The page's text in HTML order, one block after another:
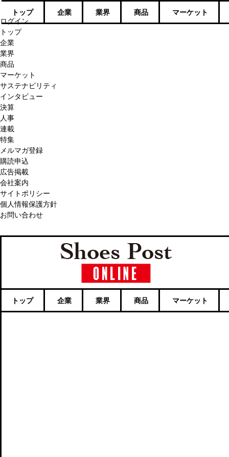
ログイン
トップ
企業
業界
商品
マーケット
サステナビリティ
インタビュー
決算
人事
連載
特集
メルマガ登録
購読申込
広告掲載
会社案内
サイトポリシー
個人情報保護方針
お問い合わせ
トップ 企業 業界 商品 マーケット
トップ 企業 業界 商品 マーケット